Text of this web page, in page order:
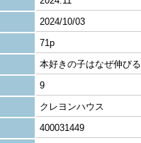
2024/10/03
71p
本好きの子はなぜ伸びる
9
クレヨンハウス
400031449